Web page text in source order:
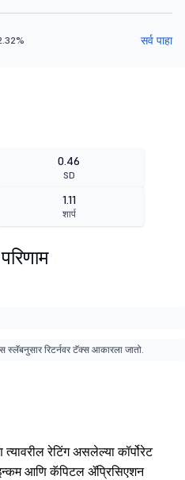
सर्व पाहा
0.46
SD
1.11
शार्प
स्लॅबनुसार रिटर्नवर टॅक्स आकारला जातो.
रेटिंग असलेल्या कॉर्पोरेट
आणि कॅपिटल ॲप्रिसिएशन